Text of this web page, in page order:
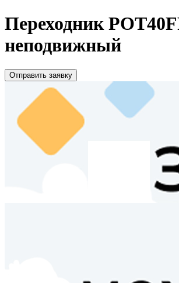
Переходник
неподвижный
Отправить заявку